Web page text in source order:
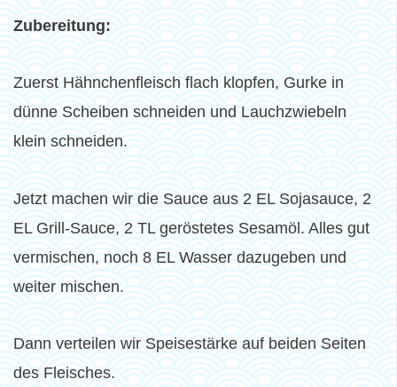
Zubereitung:
Zuerst Hähnchenfleisch flach klopfen, Gurke in
dünne Scheiben schneiden und Lauchzwiebeln
klein schneiden.
Jetzt machen wir die Sauce aus 2 EL Sojasauce, 2
EL Grill-Sauce, 2 TL geröstetes Sesamöl. Alles gut
vermischen, noch 8 EL Wasser dazugeben und
weiter mischen.
Dann verteilen wir Speisestärke auf beiden Seiten
des Fleisches.